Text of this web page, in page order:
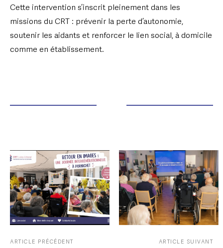
Cette intervention s’inscrit pleinement dans les
missions du CRT : prévenir la perte d’autonomie,
soutenir les aidants et renforcer le lien social, à domicile
comme en établissement.
ARTICLE PRÉCÉDENT ARTICLE SUIVANT